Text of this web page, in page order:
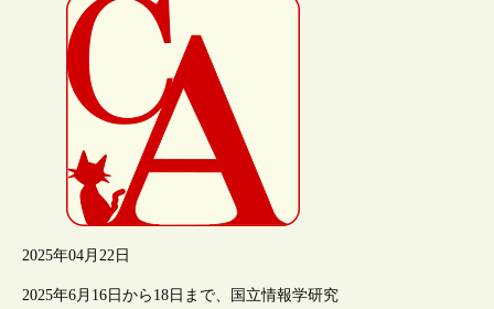
2025年04月22日
2025年6月16日から18日まで、国立情報学研究